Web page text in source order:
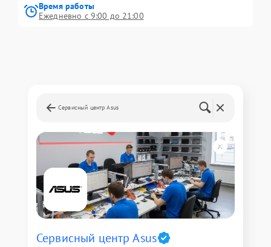
Время работы
Ежедневно с 9:00 до 21:00
Сервисный центр Asus
Сервисный центр Asus